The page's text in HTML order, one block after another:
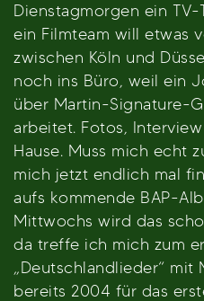
Dienstagmorgen ein
ein Filmteam will etwas
zwischen Köln und
noch ins Büro, weil ein
über Martin-Signature-
arbeitet. Fotos,
Hause. Muss mich echt
mich jetzt endlich mal
aufs kommende BAP-
Mittwochs wird das
da treffe ich mich zum
„Deutschlandlieder“
bereits 2004 für das